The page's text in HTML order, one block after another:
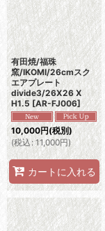
有田焼/福珠
窯/IKOMI/26cmスク
エアプレート
divide3/26X26 X
H1.5 [AR-FJ006]
10,000円(税別)
(税込 : 11,000円)
カートに入れる